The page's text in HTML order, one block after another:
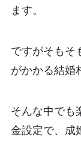
ます。
ですがそもそ
がかかる結婚
そんな中でも
金設定で、成